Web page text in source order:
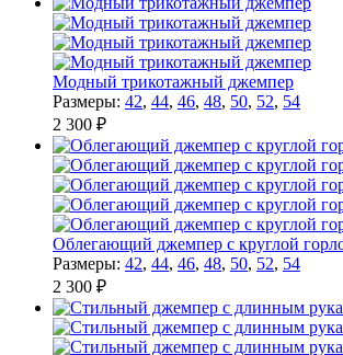
Модный трикотажный джемпер
Размеры: 42, 44, 46, 48, 50, 52, 54
2 300 ₽
Облегающий джемпер с круглой
Размеры: 42, 44, 46, 48, 50, 52, 54
2 300 ₽